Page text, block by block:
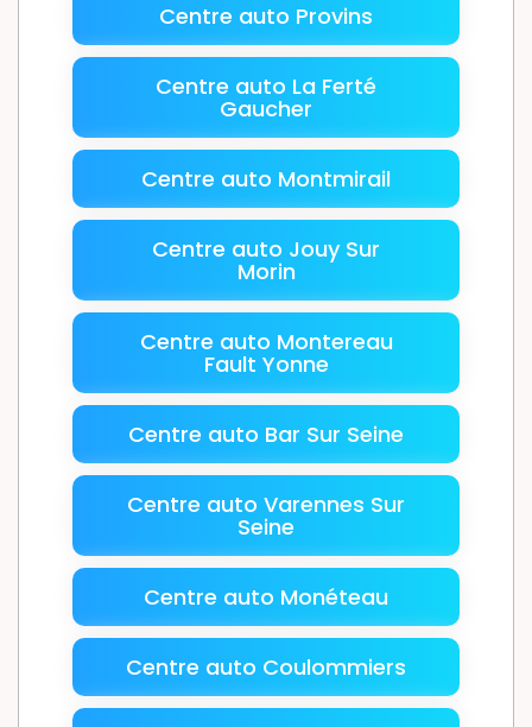
Centre auto Provins
Centre auto La Ferté
Gaucher
Centre auto Montmirail
Centre auto Jouy Sur
Morin
Centre auto Montereau
Fault Yonne
Centre auto Bar Sur Seine
Centre auto Varennes Sur
Seine
Centre auto Monéteau
Centre auto Coulommiers